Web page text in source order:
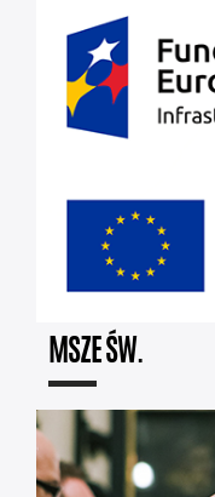
MSZE ŚW.